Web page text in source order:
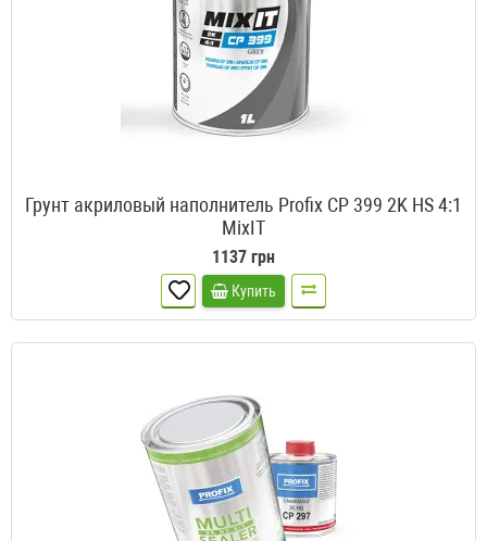
Грунт акриловый наполнитель Profix CP 399 2K HS 4:1
MixIT
1137 грн
Купить